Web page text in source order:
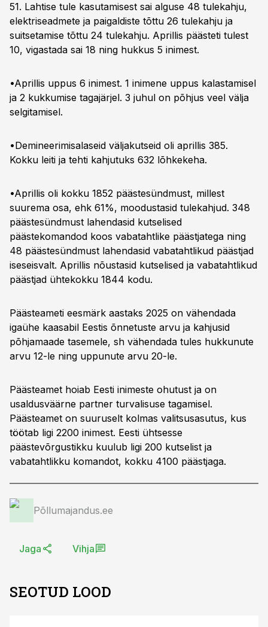
51. Lahtise tule kasutamisest sai alguse 48 tulekahju,
elektriseadmete ja paigaldiste tõttu 26 tulekahju ja
suitsetamise tõttu 24 tulekahju. Aprillis päästeti tulest
10, vigastada sai 18 ning hukkus 5 inimest.
•Aprillis uppus 6 inimest. 1 inimene uppus kalastamisel
ja 2 kukkumise tagajärjel. 3 juhul on põhjus veel välja
selgitamisel.
•Demineerimisalaseid väljakutseid oli aprillis 385.
Kokku leiti ja tehti kahjutuks 632 lõhkekeha.
•Aprillis oli kokku 1852 päästesündmust, millest
suurema osa, ehk 61%, moodustasid tulekahjud. 348
päästesündmust lahendasid kutselised
päästekomandod koos vabatahtlike päästjatega ning
48 päästesündmust lahendasid vabatahtlikud päästjad
iseseisvalt. Aprillis nõustasid kutselised ja vabatahtlikud
päästjad ühtekokku 1844 kodu.
Päästeameti eesmärk aastaks 2025 on vähendada
igaühe kaasabil Eestis õnnetuste arvu ja kahjusid
põhjamaade tasemele, sh vähendada tules hukkunute
arvu 12-le ning uppunute arvu 20-le.
Päästeamet hoiab Eesti inimeste ohutust ja on
usaldusväärne partner turvalisuse tagamisel.
Päästeamet on suuruselt kolmas valitsusasutus, kus
töötab ligi 2200 inimest. Eesti ühtsesse
päästevõrgustikku kuulub ligi 200 kutselist ja
vabatahtlikku komandot, kokku 4100 päästjaga.
Põllumajandus.ee
Jaga Vihja
SEOTUD LOOD